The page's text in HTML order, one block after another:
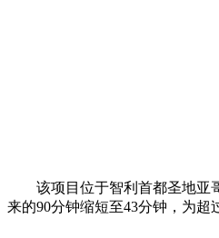
该项目位于智利首都圣地亚哥
来的90分钟缩短至43分钟，为超